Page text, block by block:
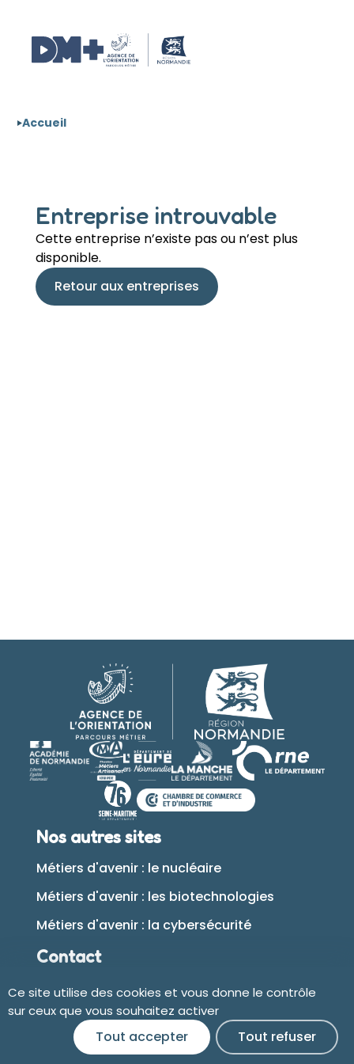
Accueil
Entreprise introuvable
Cette entreprise n’existe pas ou n’est plus
disponible.
Retour aux entreprises
Nos autres sites
Métiers d'avenir : le nucléaire
Métiers d'avenir : les biotechnologies
Métiers d'avenir : la cybersécurité
Contact
Plan du site
Accessibilité
Ce site utilise des cookies et vous donne le contrôle
sur ceux que vous souhaitez activer
Tout accepter
Tout refuser